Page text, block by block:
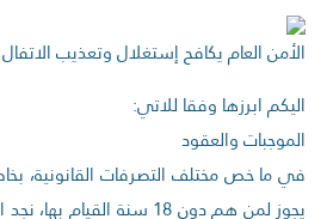
الأمن العام يكافح إستغلال وتعذيب
اليكم ابرزها وفقا للاتي:
الموجبات والعقود
في ما خص مختلف التصرفات القانونية،
يجوز لمن هم دون 18 سنة